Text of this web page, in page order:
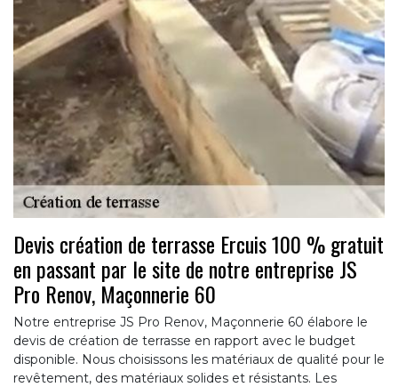
Devis création de terrasse Ercuis 100 % gratuit
en passant par le site de notre entreprise JS
Pro Renov, Maçonnerie 60
Notre entreprise JS Pro Renov, Maçonnerie 60 élabore le
devis de création de terrasse en rapport avec le budget
disponible. Nous choisissons les matériaux de qualité pour le
revêtement, des matériaux solides et résistants. Les